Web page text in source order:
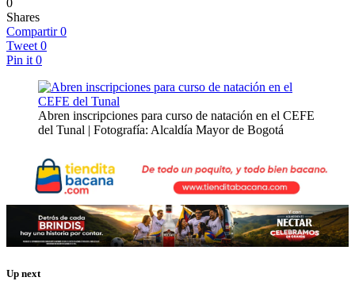
Shares
Compartir 0
Tweet 0
Pin it 0
Abren inscripciones para curso de natación en el CEFE
del Tunal | Fotografía: Alcaldía Mayor de Bogotá
Up next